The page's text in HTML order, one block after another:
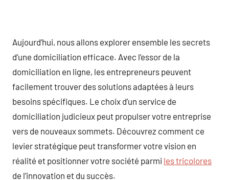
Aujourd’hui, nous allons explorer ensemble les secrets
d’une domiciliation efficace. Avec l’essor de la
domiciliation en ligne, les entrepreneurs peuvent
facilement trouver des solutions adaptées à leurs
besoins spécifiques. Le choix d’un service de
domiciliation judicieux peut propulser votre entreprise
vers de nouveaux sommets. Découvrez comment ce
levier stratégique peut transformer votre vision en
réalité et positionner votre société parmi les tricolores
de l’innovation et du succès.